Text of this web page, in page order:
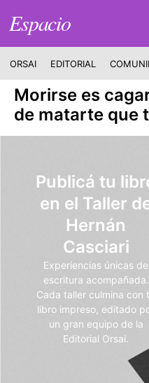
Espacio
ORSAI EDITORIAL
Morirse es
de matarte que
Publicá tu
en el Taller
Hernán
Casciari
Experiencias únicas de
escritura acompañada.
Cada taller culmina con
libro impreso, editado
un gran equipo de la
Editorial Orsai.